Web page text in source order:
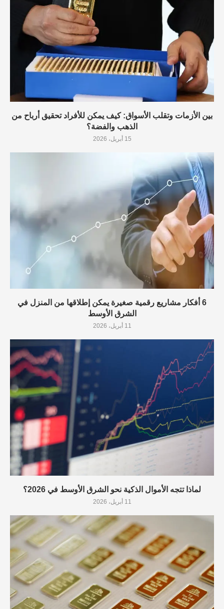
بين الأزمات وتقلب الأسواق: كيف يمكن للأفراد تحقيق أرباح من
الذهب والفضة؟
15 أبريل، 2026
6 أفكار مشاريع رقمية صغيرة يمكن إطلاقها من المنزل في
الشرق الأوسط
11 أبريل، 2026
لماذا تتجه الأموال الذكية نحو الشرق الأوسط في 2026؟
11 أبريل، 2026